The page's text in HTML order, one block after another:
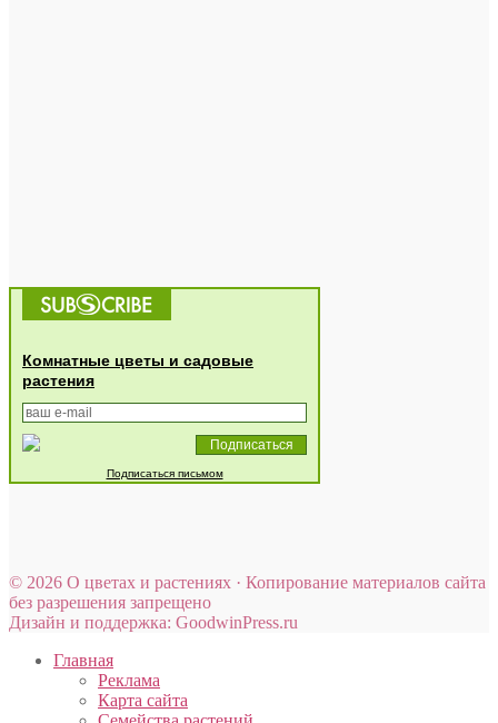
Комнатные цветы и садовые
растения
Подписаться письмом
© 2026 О цветах и растениях · Копирование материалов сайта
без разрешения запрещено
Дизайн и поддержка: GoodwinPress.ru
Главная
Реклама
Карта сайта